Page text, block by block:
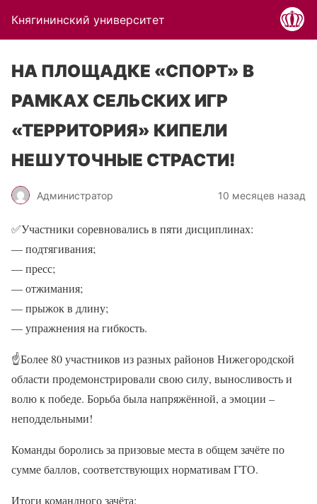
Княгининский университет
НА ПЛОЩАДКЕ «СПОРТ» В
РАМКАХ СЕЛЬСКИХ ИГР
«ТЕРРИТОРИЯ» КИПЕЛИ
НЕШУТОЧНЫЕ СТРАСТИ!
Администратор 10 месяцев назад
✅Участники соревновались в пяти дисциплинах:
— подтягивания;
— пресс;
— отжимания;
— прыжок в длину;
— упражнения на гибкость.
☝Более 80 участников из разных районов Нижегородской
области продемонстрировали свою силу, выносливость и
волю к победе. Борьба была напряжённой, а эмоции –
неподдельными!
Команды боролись за призовые места в общем зачёте по
сумме баллов, соответствующих нормативам ГТО.
Итоги командного зачёта: